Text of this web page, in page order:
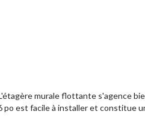
murale flottante s'agence
est facile à installer et constitue